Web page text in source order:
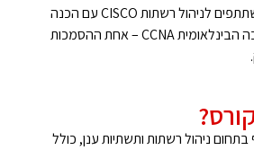
הקורס גם מכין את המשתתפים לניהול רשתות CISCO עם הכנה
מקיפה לבחינת ההסמכה הבינלאומית CCNA – אחת ההסמכות
ניהול רשתות ותשתיות ענן, כולל